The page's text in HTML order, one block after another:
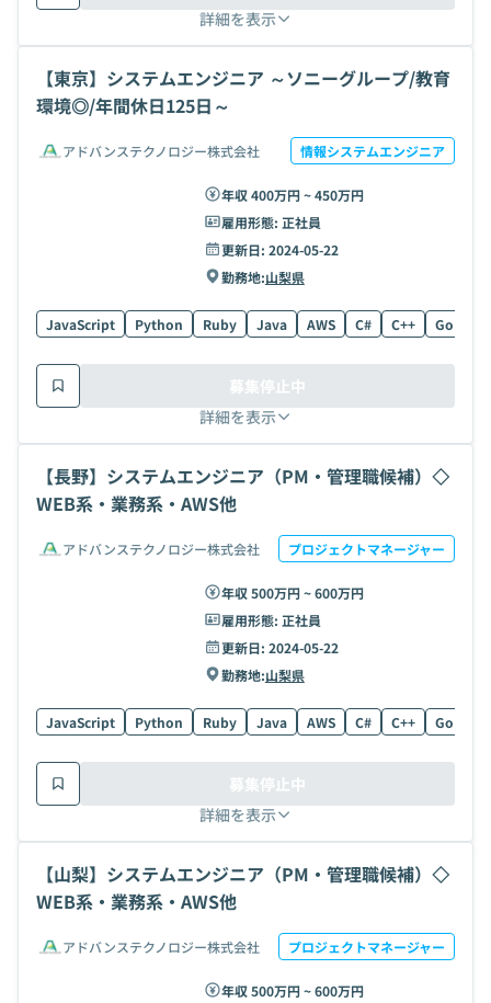
詳細を表示
【東京】システムエンジニア ～ソニーグループ/教育
環境◎/年間休日125日～
アドバンステクノロジー株式会社 情報システムエンジニア
年収 400万円 ~ 450万円
雇用形態: 正社員
更新日: 2024-05-22
勤務地:山梨県
JavaScript Python Ruby Java AWS C# C++ Go
詳細を表示
募集停止中
【長野】システムエンジニア（PM・管理職候補）◇
WEB系・業務系・AWS他
アドバンステクノロジー株式会社 プロジェクトマネージャー
年収 500万円 ~ 600万円
雇用形態: 正社員
更新日: 2024-05-22
勤務地:山梨県
JavaScript Python Ruby Java AWS C# C++ Go
詳細を表示
募集停止中
【山梨】システムエンジニア（PM・管理職候補）◇
WEB系・業務系・AWS他
アドバンステクノロジー株式会社 プロジェクトマネージャー
年収 500万円 ~ 600万円